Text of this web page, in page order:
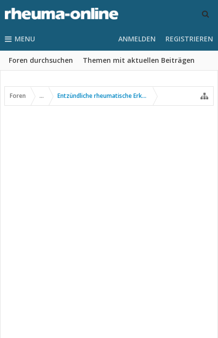
MENU
Foren durchsuchen Themen mit aktuellen Beiträgen
ANMELDEN REGISTRIEREN
Foren ... Entzündliche rheumatische Erkrankungen